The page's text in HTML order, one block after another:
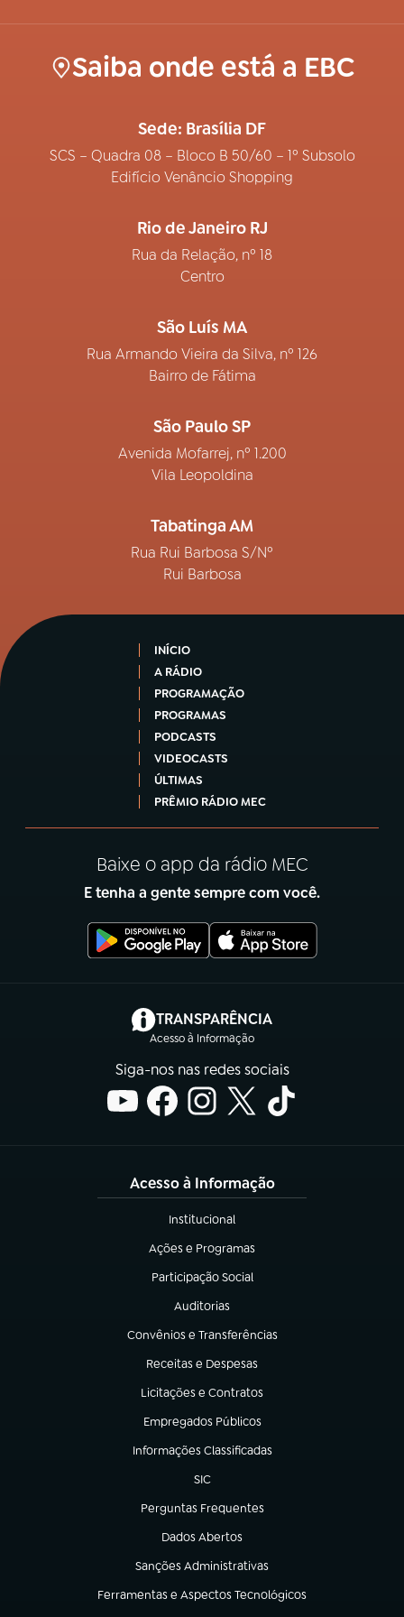
Saiba onde está a EBC
Sede: Brasília DF
SCS – Quadra 08 – Bloco B 50/60 – 1º Subsolo
Edifício Venâncio Shopping
Rio de Janeiro RJ
Rua da Relação, nº 18
Centro
São Luís MA
Rua Armando Vieira da Silva, nº 126
Bairro de Fátima
São Paulo SP
Avenida Mofarrej, nº 1.200
Vila Leopoldina
Tabatinga AM
Rua Rui Barbosa S/Nº
Rui Barbosa
INÍCIO
A RÁDIO
PROGRAMAÇÃO
PROGRAMAS
PODCASTS
VIDEOCASTS
ÚLTIMAS
PRÊMIO RÁDIO MEC
Baixe o app da rádio MEC
E tenha a gente sempre com você.
TRANSPARÊNCIA
Acesso à Informação
(abre em nova aba)
Siga-nos nas redes sociais
Acesso à Informação
Institucional
(abre em nova aba)
Ações e Programas
(abre em nova aba)
Participação Social
(abre em nova aba)
Auditorias
(abre em nova aba)
Convênios e Transferências
(abre em nova aba)
Receitas e Despesas
(abre em nova aba)
Licitações e Contratos
(abre em nova aba)
Empregados Públicos
(abre em nova aba)
Informações Classificadas
(abre em nova aba)
SIC
(abre em nova aba)
Perguntas Frequentes
(abre em nova aba)
Dados Abertos
(abre em nova aba)
Sanções Administrativas
(abre em nova aba)
Ferramentas e Aspectos Tecnológicos
(abre em nova aba)